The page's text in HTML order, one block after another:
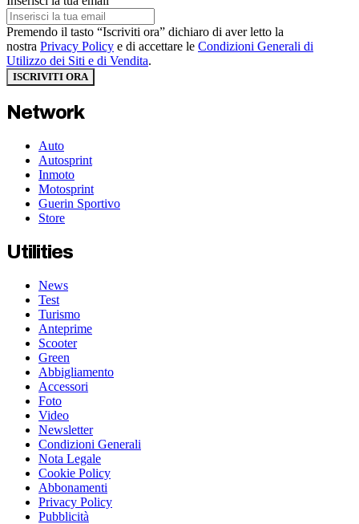
Premendo il tasto “Iscriviti ora” dichiaro di aver letto la
nostra Privacy Policy e di accettare le Condizioni Generali di
Utilizzo dei Siti e di Vendita.
ISCRIVITI ORA
Network
Auto
Autosprint
Inmoto
Motosprint
Guerin Sportivo
Store
Utilities
News
Test
Turismo
Anteprime
Scooter
Green
Abbigliamento
Accessori
Foto
Video
Newsletter
Condizioni Generali
Nota Legale
Cookie Policy
Abbonamenti
Privacy Policy
Pubblicità